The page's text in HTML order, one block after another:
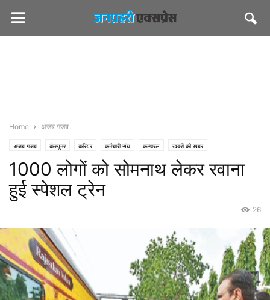
Home अजब गजब
अजब गजब कंज्यूमर करियर कर्मचारी संघ कल्चरल खबरों की खबर
जनप्रहरी एक्सप्रेस जनप्रहरी लेटेस्ट राज्य धर्म-अध्यात्म
मंदिर मस्त खबर समाज सीएमओ राजस्थान
1000 लोगों को सोमनाथ लेकर रवाना
हुई स्पेशल ट्रेन
26